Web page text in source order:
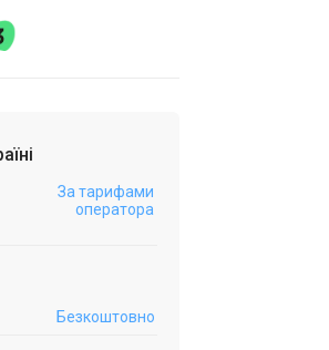
За тарифами
оператора
Безкоштовно